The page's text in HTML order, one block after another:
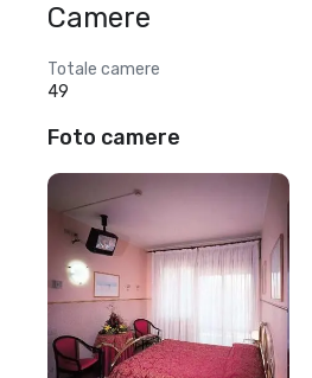
Camere
Totale camere
49
Foto camere